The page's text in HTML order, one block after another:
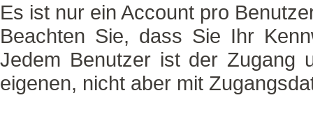
Es ist nur ein Account pro
Beachten Sie, dass Sie Ihr
Jedem Benutzer ist der Zugang
eigenen, nicht aber mit